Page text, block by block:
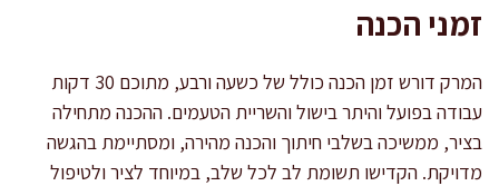
זמני הכנה
המרק דורש זמן הכנה כולל של כשעה ורבע, מתוכם 30 דקות
עבודה בפועל והיתר בישול והשריית הטעמים. ההכנה מתחילה
בציר, ממשיכה בשלבי חיתוך והכנה מהירה, ומסתיימת בהגשה
מדויקת. הקדישו תשומת לב לכל שלב, במיוחד לציר ולטיפול